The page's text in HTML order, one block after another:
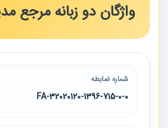
واژگان دو زبانه مرجع
شماره ضابطه
32020120-1396-715-0-0-FA